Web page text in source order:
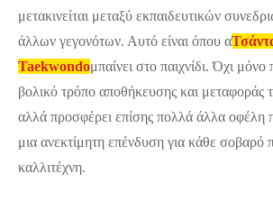
μετακινείται μεταξύ εκπαιδευτικών
άλλων γεγονότων. Αυτό είναι όπου α
Taekwondoμπαίνει στο παιχνίδι. Όχι μόνο
βολικό τρόπο αποθήκευσης και μεταφοράς
αλλά προσφέρει επίσης πολλά άλλα οφέλη
μια ανεκτίμητη επένδυση για κάθε σοβαρό
καλλιτέχνη.